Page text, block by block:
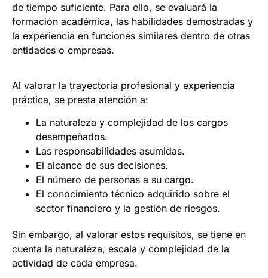
de tiempo suficiente. Para ello, se evaluará la
formación académica, las habilidades demostradas y
la experiencia en funciones similares dentro de otras
entidades o empresas.
Al valorar la trayectoria profesional y experiencia
práctica, se presta atención a:
La naturaleza y complejidad de los cargos
desempeñados.
Las responsabilidades asumidas.
El alcance de sus decisiones.
El número de personas a su cargo.
El conocimiento técnico adquirido sobre el
sector financiero y la gestión de riesgos.
Sin embargo, al valorar estos requisitos, se tiene en
cuenta la naturaleza, escala y complejidad de la
actividad de cada empresa.